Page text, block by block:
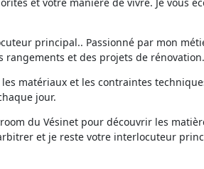
principal.. Passionné par mon
rangements et des projets de rénovation.
matériaux et les contraintes
jour.
du Vésinet pour découvrir les
et je reste votre interlocuteur